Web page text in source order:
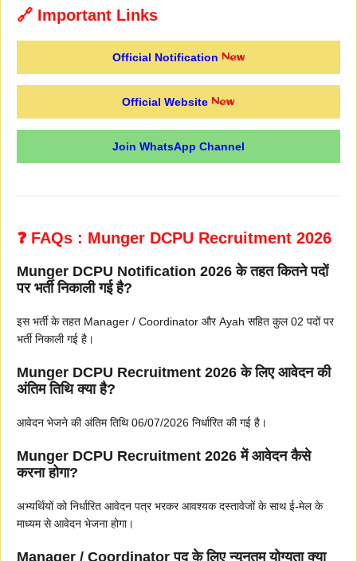
🔗 Important Links
Official Notification
Official Website
Join WhatsApp Channel
❓ FAQs : Munger DCPU Recruitment 2026
Munger DCPU Notification 2026 के तहत कितने पदों
पर भर्ती निकाली गई है?
इस भर्ती के तहत Manager / Coordinator और Ayah सहित कुल 02 पदों पर
भर्ती निकाली गई है।
Munger DCPU Recruitment 2026 के लिए आवेदन की
अंतिम तिथि क्या है?
आवेदन भेजने की अंतिम तिथि 06/07/2026 निर्धारित की गई है।
Munger DCPU Recruitment 2026 में आवेदन कैसे
करना होगा?
अभ्यर्थियों को निर्धारित आवेदन पत्र भरकर आवश्यक दस्तावेजों के साथ ई-मेल के
माध्यम से आवेदन भेजना होगा।
Manager / Coordinator पद के लिए न्यूनतम योग्यता क्या